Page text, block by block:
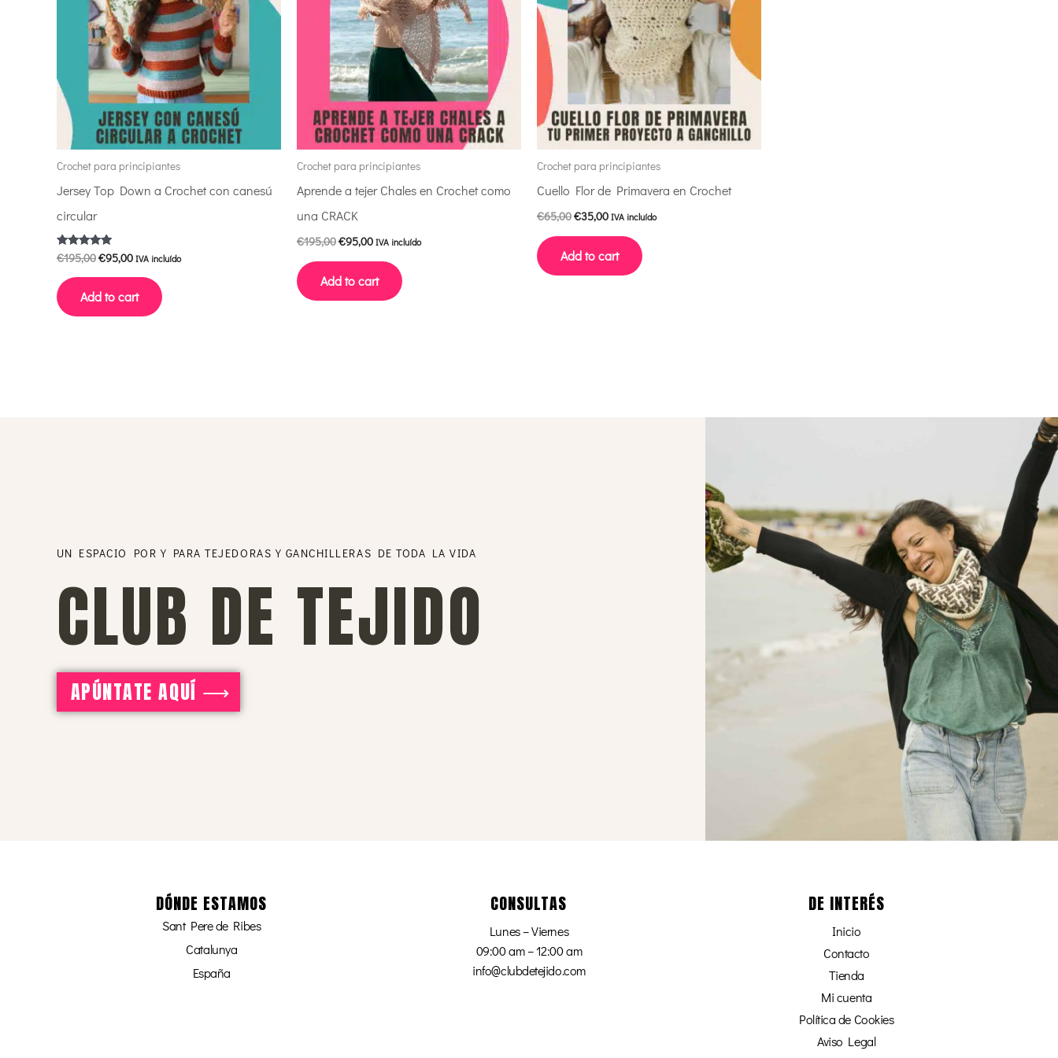
Crochet para principiantes
Jersey Top Down a Crochet con canesú
circular
Valorado con
5.00
de 5
€195,00€95,00 IVA incluído
Add to cart
Crochet para principiantes
Aprende a tejer Chales en Crochet como
una CRACK
€195,00€95,00 IVA incluído
Add to cart
Crochet para principiantes
Cuello Flor de Primavera en Crochet
€65,00€35,00 IVA incluído
Add to cart
UN ESPACIO POR Y PARA TEJEDORAS Y GANCHILLERAS DE TODA LA VIDA
CLUB DE TEJIDO
APÚNTATE AQUÍ ⟶
DÓNDE ESTAMOS
Sant Pere de Ribes
Catalunya
España
CONSULTAS
Lunes – Viernes
09:00 am – 12:00 am
info@clubdetejido.com
DE INTERÉS
Inicio
Contacto
Tienda
Mi cuenta
Política de Cookies
Aviso Legal